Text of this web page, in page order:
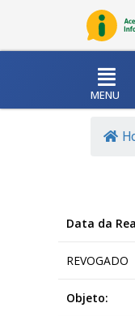
MENU
Data da
REVOGADO
Objeto: